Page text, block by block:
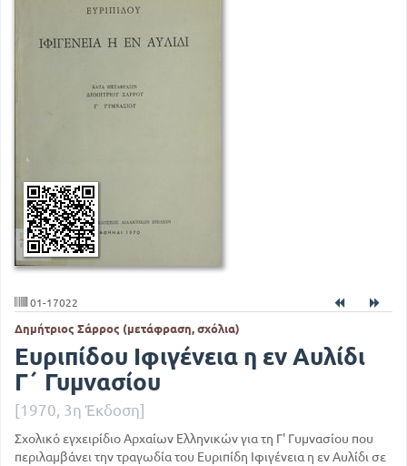
01-17022
Δημήτριος Σάρρος (μετάφραση, σχόλια)
Ευριπίδου Ιφιγένεια η εν Αυλίδι
Γ΄ Γυμνασίου
[1970, 3η Έκδοση]
Σχολικό εγχειρίδιο Αρχαίων Ελληνικών για τη Γ' Γυμνασίου που
περιλαμβάνει την τραγωδία του Ευριπίδη Ιφιγένεια η εν Αυλίδι σε